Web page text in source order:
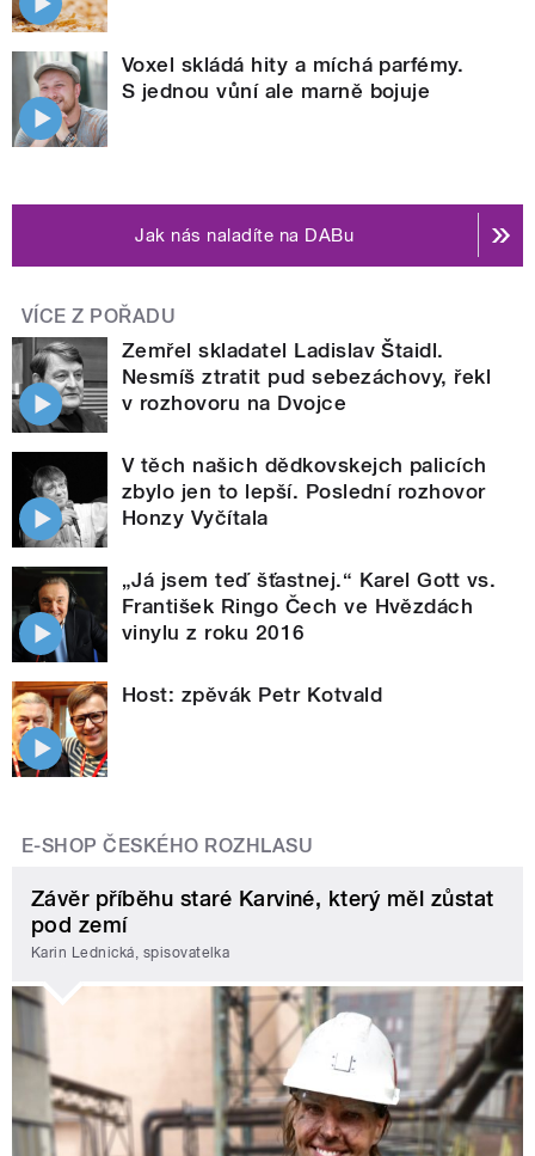
Voxel skládá hity a míchá parfémy.
S jednou vůní ale marně bojuje
Jak nás naladíte na DABu
VÍCE Z POŘADU
Zemřel skladatel Ladislav Štaidl.
Nesmíš ztratit pud sebezáchovy, řekl
v rozhovoru na Dvojce
V těch našich dědkovskejch palicích
zbylo jen to lepší. Poslední rozhovor
Honzy Vyčítala
„Já jsem teď šťastnej.“ Karel Gott vs.
František Ringo Čech ve Hvězdách
vinylu z roku 2016
Host: zpěvák Petr Kotvald
E-SHOP ČESKÉHO ROZHLASU
Závěr příběhu staré Karviné, který měl zůstat
pod zemí
Karin Lednická, spisovatelka